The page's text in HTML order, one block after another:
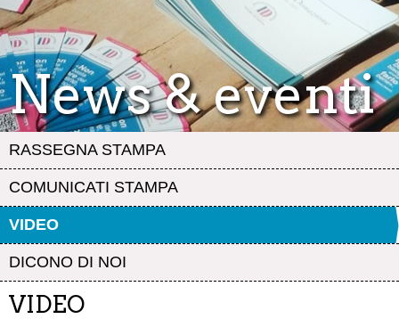
News & eventi
RASSEGNA STAMPA
COMUNICATI STAMPA
VIDEO
DICONO DI NOI
VIDEO